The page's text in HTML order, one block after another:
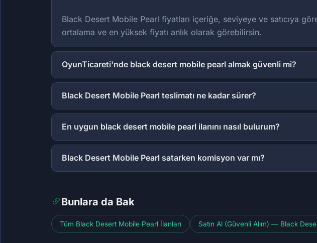
Black Desert Mobile Pearl fiyatları içeriğe, seviyeye ve satıcıya
ortalama ve en yüksek fiyatı anlık olarak görebilirsin.
OyunTicareti'nde black desert mobile pearl almak güvenli mi?
Black Desert Mobile Pearl teslimatı ne kadar sürer?
En uygun black desert mobile pearl ilanını nasıl bulurum?
Black Desert Mobile Pearl satarken komisyon var mı?
Bunlara da Bak
Tüm Black Desert Mobile Pearl İlanları Satın Al (Güvenli Alım) — Black